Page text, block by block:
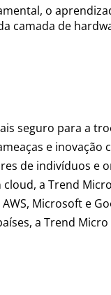
o
camada de
seguro para a
e inovação
de indivíduos e
a Trend
Microsoft e
a Trend